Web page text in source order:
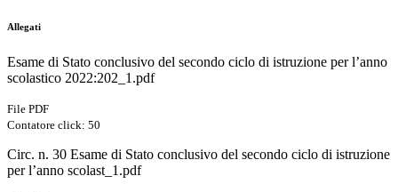
Allegati
Esame di Stato conclusivo del secondo ciclo di istruzione per l’anno
scolastico 2022:202_1.pdf
File PDF
Contatore click: 50
Circ. n. 30 Esame di Stato conclusivo del secondo ciclo di istruzione
per l’anno scolast_1.pdf